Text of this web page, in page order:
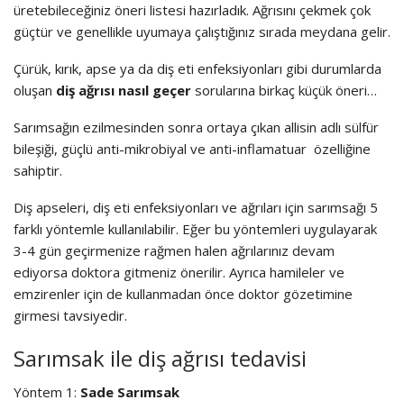
üretebileceğiniz öneri listesi hazırladık. Ağrısını çekmek çok
güçtür ve genellikle uyumaya çalıştığınız sırada meydana gelir.
Çürük, kırık, apse ya da diş eti enfeksiyonları gibi durumlarda
oluşan diş ağrısı nasıl geçer sorularına birkaç küçük öneri…
Sarımsağın ezilmesinden sonra ortaya çıkan allisin adlı sülfür
bileşiği, güçlü anti-mikrobiyal ve anti-inflamatuar özelliğine
sahiptir.
Diş apseleri, diş eti enfeksiyonları ve ağrıları için sarımsağı 5
farklı yöntemle kullanılabilir. Eğer bu yöntemleri uygulayarak
3-4 gün geçirmenize rağmen halen ağrılarınız devam
ediyorsa doktora gitmeniz önerilir. Ayrıca hamileler ve
emzirenler için de kullanmadan önce doktor gözetimine
girmesi tavsiyedir.
Sarımsak ile diş ağrısı tedavisi
Yöntem 1: Sade Sarımsak